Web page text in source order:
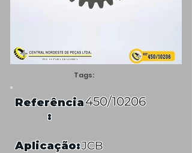
Tags:
Referência
:
450/10206
Aplicação:JCB